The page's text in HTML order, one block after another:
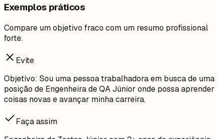
Exemplos práticos
Compare um objetivo fraco com um resumo profissional
forte.
Evite
Objetivo: Sou uma pessoa trabalhadora em busca de uma
posição de Engenheira de QA Júnior onde possa aprender
coisas novas e avançar minha carreira.
Faça assim